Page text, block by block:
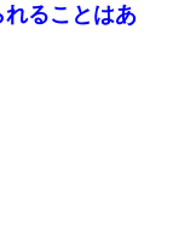
ヘラと部屋に入っ
電話に出ない…不
ることはあ